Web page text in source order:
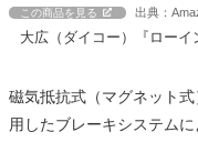
この商品を見る 出典：
大広（ダイコー）『ローイ
磁気抵抗式（マグネット
用したブレーキシステム